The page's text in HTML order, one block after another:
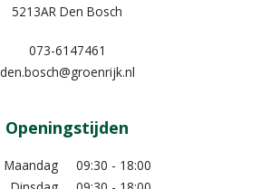
5213AR Den Bosch
073-6147461
den.bosch@groenrijk.nl
Openingstijden
Maandag
09:30 - 18:00